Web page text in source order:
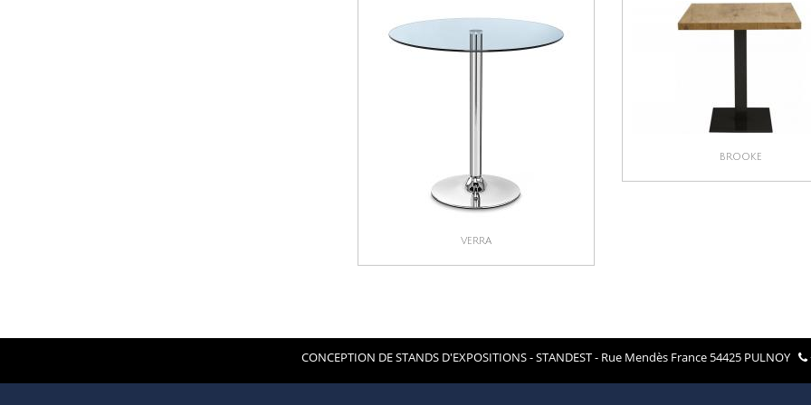
VERRA
BROOKE
CONCEPTION DE STANDS D'EXPOSITIONS - STANDEST - Rue Mendès France 54425 PULNOY